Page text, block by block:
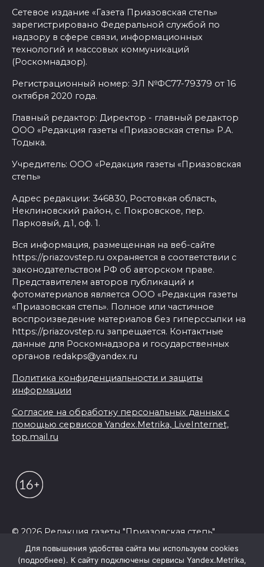
Сетевое издание «Газета Приазовская степь»
зарегистрировано Федеральной службой по
надзору в сфере связи, информационных
технологий и массовых коммуникаций
(Роскомнадзор).
Регистрационный номер: ЭЛ №ФС77-79379 от 16
октября 2020 года.
Главный редактор: Директор - главный редактор
ООО «Редакция газеты «Приазовская степь» Р.А.
Тодыка.
Учредитель: ООО «Редакция газеты «Приазовская
степь»
Адрес редакции: 346830, Ростовкая область,
Неклиновский район, с. Покровское, пер.
Парковый, д.1, оф. 1.
Вся информация, размещенная на веб-сайте
https://priazovstep.ru охраняется в соответствии с
законодательством РФ об авторском праве.
Представителем авторов публикаций и
фотоматериалов является ООО «Редакция газеты
«Приазовская степь». Полное или частичное
воспроизведение материалов без гиперссылки на
https://priazovstep.ru запрещается. Контактные
данные для Роскомнадзора и государственных
органов redakps@yandex.ru
Политика конфиденциальности и защиты
информации
Согласие на обработку персональных данных с
помощью сервисов Yandex.Metrika, LiveInternet,
top.mail.ru
© 2026 Редакция газеты "Приазовская степь"
Для повышения удобства сайта мы используем cookies
(подробнее). К сайту подключены сервисы Yandex.Metrika,